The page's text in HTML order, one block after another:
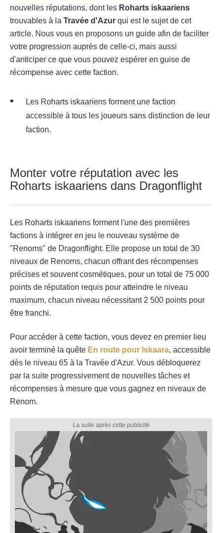
nouvelles réputations, dont les Roharts iskaariens
trouvables à la Travée d'Azur qui est le sujet de cet
article. Nous vous en proposons un guide afin de faciliter
votre progression auprès de celle-ci, mais aussi
d'anticiper ce que vous pouvez espérer en guise de
récompense avec cette faction.
Les Roharts iskaariens forment une faction
accessible à tous les joueurs sans distinction de leur
faction.
Monter votre réputation avec les
Roharts iskaariens dans Dragonflight
Les Roharts iskaariens forment l'une des premières
factions à intégrer en jeu le nouveau système de
"Renoms" de Dragonflight. Elle propose un total de 30
niveaux de Renoms, chacun offrant des récompenses
précises et souvent cosmétiques, pour un total de 75 000
points de réputation requis pour atteindre le niveau
maximum, chacun niveau nécessitant 2 500 points pour
être franchi.
Pour accéder à cette faction, vous devez en premier lieu
avoir terminé la quête En route pour Iskaara, accessible
dès le niveau 65 à la Travée d'Azur. Vous débloquerez
par la suite progressivement de nouvelles tâches et
récompenses à mesure que vous gagnez en niveaux de
Renom.